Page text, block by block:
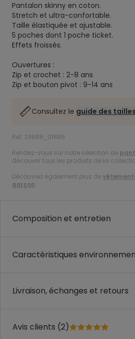
Pantalon skinny en coton.
Stretch et ultra-confortable.
Taille élastiquée et ajustable.
5 poches dont 1 poche ticket.
Effets froissés.
Ouvertures :
Zip et crochet : 2-8 ans
Zip et bouton pivot : 9-14 ans
Consultez le guide des tailles
Ref. 29686_01685
Rendez-vous sur notre sélection de
découvrir tous les produits de la
Découvrez également plus de
garçon.
Composition et entretien
Caractéristiques
Livraison, échanges et retours
Avis clients (2)